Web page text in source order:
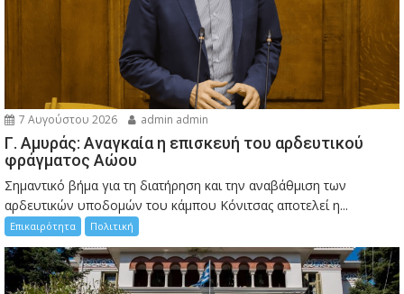
7 Αυγούστου 2026 admin admin
Γ. Αμυράς: Αναγκαία η επισκευή του αρδευτικού
φράγματος Αώου
Σημαντικό βήμα για τη διατήρηση και την αναβάθμιση των
αρδευτικών υποδομών του κάμπου Κόνιτσας αποτελεί η...
Επικαιρότητα Πολιτική